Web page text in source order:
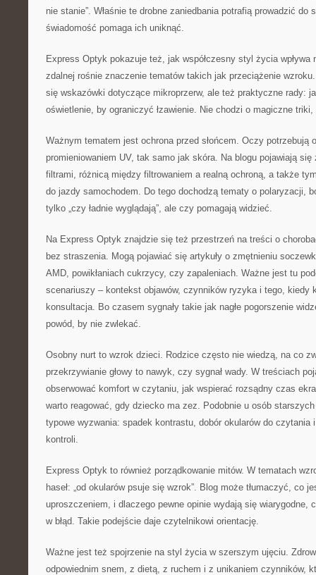
nie stanie”. Właśnie te drobne zaniedbania potrafią prowadzić do
świadomość pomaga ich uniknąć.
Express Optyk pokazuje też, jak współczesny styl życia wpływa
zdalnej rośnie znaczenie tematów takich jak przeciążenie
się wskazówki dotyczące mikroprzerw, ale też praktyczne rady:
oświetlenie, by ograniczyć łzawienie. Nie chodzi o magiczne
Ważnym tematem jest ochrona przed słońcem. Oczy potrzebują
promieniowaniem UV, tak samo jak skóra. Na blogu pojawiają się
filtrami, różnicą między filtrowaniem a realną ochroną, a także
do jazdy samochodem. Do tego dochodzą tematy o polaryzacji,
tylko „czy ładnie wyglądają”, ale czy pomagają widzieć.
Na Express Optyk znajdzie się też przestrzeń na treści o
bez straszenia. Mogą pojawiać się artykuły o zmętnieniu
AMD, powikłaniach cukrzycy, czy zapaleniach. Ważne jest tu
scenariuszy – kontekst objawów, czynników ryzyka i tego, kiedy
konsultacja. Bo czasem sygnały takie jak nagłe pogorszenie
powód, by nie zwlekać.
Osobny nurt to wzrok dzieci. Rodzice często nie wiedzą, na co
przekrzywianie głowy to nawyk, czy sygnał wady. W treściach
obserwować komfort w czytaniu, jak wspierać rozsądny czas
warto reagować, gdy dziecko ma zez. Podobnie u osób
typowe wyzwania: spadek kontrastu, dobór okularów do czytania
kontroli.
Express Optyk to również porządkowanie mitów. W tematach
haseł: „od okularów psuje się wzrok”. Blog może tłumaczyć, co
uproszczeniem, i dlaczego pewne opinie wydają się wiarygodne,
w błąd. Takie podejście daje czytelnikowi orientację.
Ważne jest też spojrzenie na styl życia w szerszym ujęciu.
odpowiednim snem, z dietą, z ruchem i z unikaniem czynników,